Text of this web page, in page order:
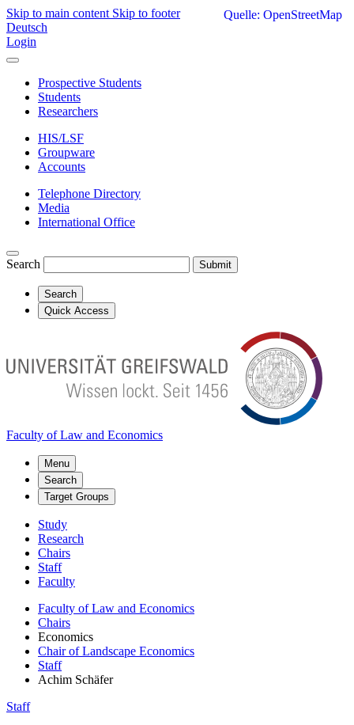
Skip to main content Skip to footer
Deutsch
Login
Prospective Students
Students
Researchers
HIS/LSF
Groupware
Accounts
Telephone Directory
Media
International Office
Search Submit
Search
Quick Access
Faculty of Law and Economics
Menu
Search
Target Groups
Study
Research
Chairs
Staff
Faculty
Faculty of Law and Economics
Chairs
Economics
Chair of Landscape Economics
Staff
Achim Schäfer
Staff
Quelle: OpenStreetMap